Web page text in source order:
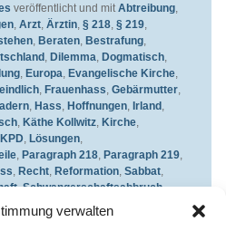
verwalten
veröffentlicht und mitAbtreibung,
, Arzt, Ärztin, § 218, § 219,
, Beraten, Bestrafung,
, Dilemma, Dogmatisch,
, Europa, Evangelische Kirche,
, Frauenhass, Gebärmutter,
, Hass, Hoffnungen, Irland ,
, Käthe Kollwitz, Kirche,
KPD, Lösungen,
, Paragraph 218, Paragraph 219,
, Recht, Reformation, Sabbat,
,Schwangerschaftsabbruch,
Tod und Sterben
Vereinigte Staaten